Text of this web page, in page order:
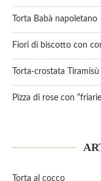
Torta Babà napoletano
Fiori di biscotto con
Torta-crostata
Pizza di rose con
Torta al cocco